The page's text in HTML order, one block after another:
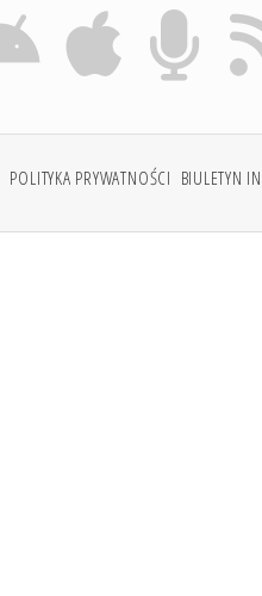
POLITYKA PRYWATNOŚCI BIULETYN